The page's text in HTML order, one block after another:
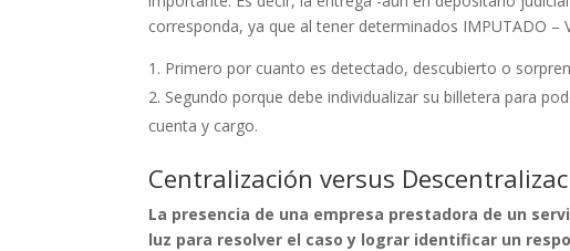
corresponda, ya que al tener determinados IMPUTADO –
Primero por cuanto es detectado, descubierto o
Segundo porque debe individualizar su billetera para
cuenta y cargo.
Centralización versus
La presencia de una empresa prestadora de un
luz para resolver el caso y lograr identificar un